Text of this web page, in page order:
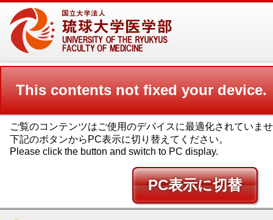
This contents not fixed your device.
ご覧のコンテンツはご使用のデバイスに最適化されていま
下記のボタンからPC表示に切り替えてください。
Please click the button and switch to PC display.
PC